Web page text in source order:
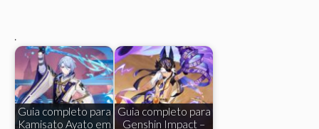
.
Guia completo para
Kamisato Ayato em
Guia completo para
Genshin Impact –